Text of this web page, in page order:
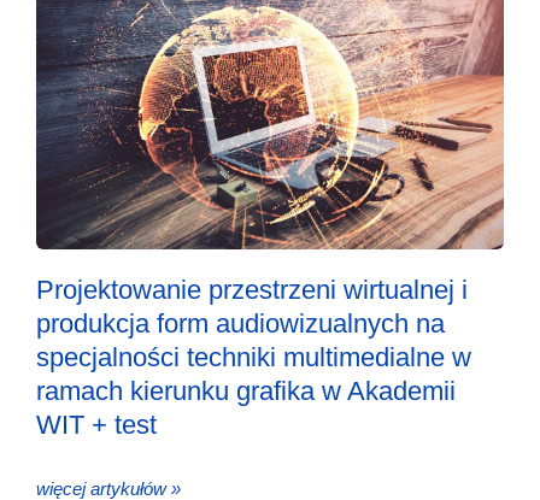
Projektowanie przestrzeni wirtualnej i
produkcja form audiowizualnych na
specjalności techniki multimedialne w
ramach kierunku grafika w Akademii
WIT + test
więcej artykułów »